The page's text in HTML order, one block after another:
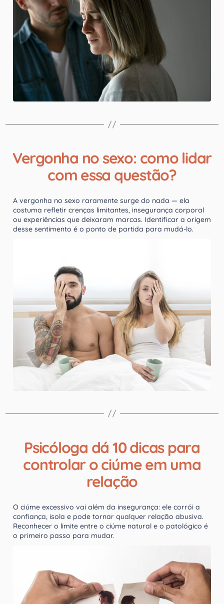
Vergonha no sexo: como lidar
com essa questão?
A vergonha no sexo raramente surge do nada — ela
costuma refletir crenças limitantes, insegurança corporal
ou experiências que deixaram marcas. Identificar a origem
desse sentimento é o ponto de partida para mudá-lo.
Psicóloga dá 10 dicas para
controlar o ciúme em uma
relação
O ciúme excessivo vai além da insegurança: ele corrói a
confiança, isola e pode tornar qualquer relação abusiva.
Reconhecer o limite entre o ciúme natural e o patológico é
o primeiro passo para mudar.